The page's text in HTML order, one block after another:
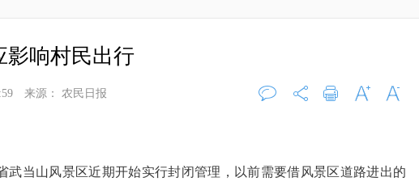
影响村民出行
来源： 农民日报
武当山风景区近期开始实行封闭管理，以前需要借风景区道路进出的